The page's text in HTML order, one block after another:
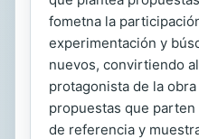
fometna la
experimentación y
nuevos, convirtiendo
protagonista de la
propuestas que
de referencia y